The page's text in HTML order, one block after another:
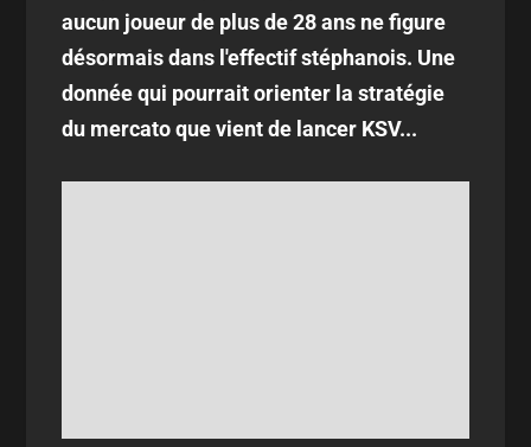
aucun joueur de plus de 28 ans ne figure
désormais dans l'effectif stéphanois. Une
donnée qui pourrait orienter la stratégie
du mercato que vient de lancer KSV...